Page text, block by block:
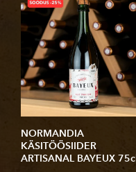
NORMANDIA
KÄSITÖÖSIIDER
ARTISANAL BAYEUX 75cl